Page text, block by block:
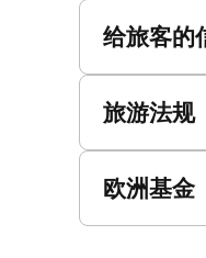
给旅客的
旅游法规
欧洲基金